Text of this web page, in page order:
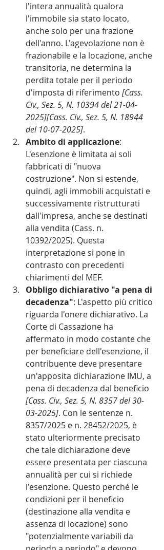
l'intera annualità qualora
l'immobile sia stato locato,
anche solo per una frazione
dell'anno. L'agevolazione non è
frazionabile e la locazione, anche
transitoria, ne determina la
perdita totale per il periodo
d'imposta di riferimento [Cass.
Civ., Sez. 5, N. 10394 del 21-04-
2025][Cass. Civ., Sez. 5, N. 18944
del 10-07-2025].
Ambito di applicazione:
L'esenzione è limitata ai soli
fabbricati di "nuova
costruzione". Non si estende,
quindi, agli immobili acquistati e
successivamente ristrutturati
dall'impresa, anche se destinati
alla vendita (Cass. n.
10392/2025). Questa
interpretazione si pone in
contrasto con precedenti
chiarimenti del MEF.
Obbligo dichiarativo "a pena di
decadenza": L'aspetto più critico
riguarda l'onere dichiarativo. La
Corte di Cassazione ha
affermato in modo costante che
per beneficiare dell'esenzione, il
contribuente deve presentare
un'apposita dichiarazione IMU, a
pena di decadenza dal beneficio
[Cass. Civ., Sez. 5, N. 8357 del 30-
03-2025]. Con le sentenze n.
8357/2025 e n. 28452/2025, è
stato ulteriormente precisato
che tale dichiarazione deve
essere presentata per ciascuna
annualità per cui si richiede
l'esenzione. Questo perché le
condizioni per il beneficio
(destinazione alla vendita e
assenza di locazione) sono
"potenzialmente variabili da